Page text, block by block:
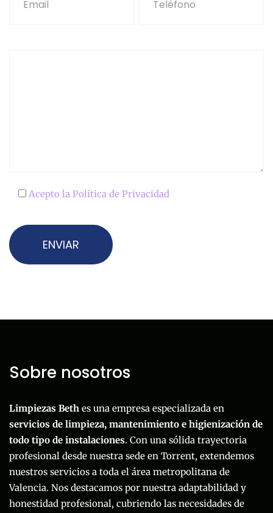
Acepto la Política de Privacidad
Sobre nosotros
Limpiezas Beth es una empresa especializada en
servicios de limpieza, mantenimiento e higienización de
todo tipo de instalaciones. Con una sólida trayectoria
profesional desde nuestra sede en Torrent, extendemos
nuestros servicios a toda el área metropolitana de
Valencia. Nos destacamos por nuestra adaptabilidad y
honestidad profesional, cubriendo las necesidades de